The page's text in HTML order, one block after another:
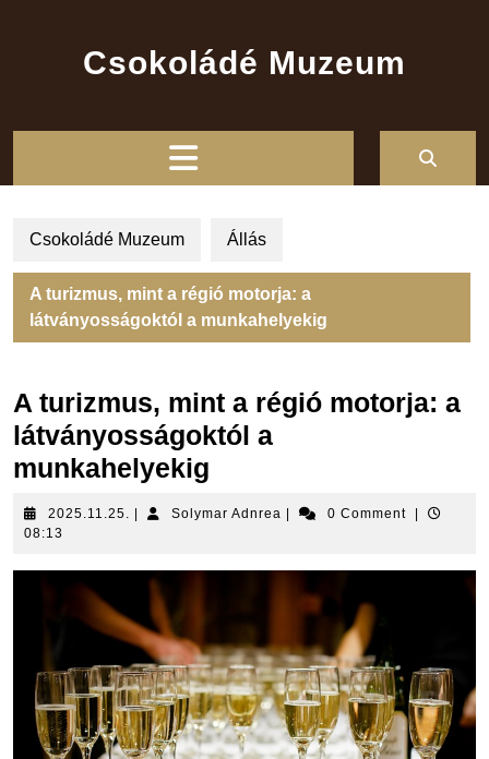
Csokoládé Muzeum
Csokoládé Muzeum Állás
A turizmus, mint a régió motorja: a
látványosságoktól a munkahelyekig
A turizmus, mint a régió motorja: a
látványosságoktól a
munkahelyekig
2025.11.25. 2025.11.25.Solymar Adnrea Solymar0 Comment
08:13